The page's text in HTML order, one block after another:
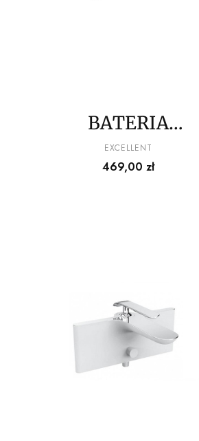
BATERIA
WANNOWA Pi,
czarny mat
PRODUCENT
EXCELLENT
Cena
469,00 zł